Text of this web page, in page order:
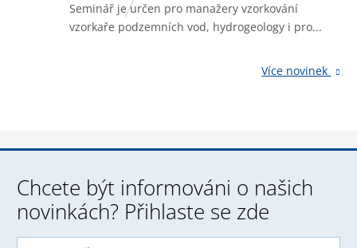
Seminář je určen pro manažery vzorkování
vzorkaře podzemních vod, hydrogeology i pro...
Více novinek
Chcete být informováni o našich
novinkách? Přihlaste se zde